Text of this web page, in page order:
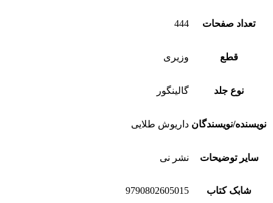
تعداد صفحات 444
قطع وزیری
نوع جلد گالینگور
نویسنده/نویسندگان داریوش طلایی
سایر توضیحات نشر نی
شابک کتاب 9790802605015